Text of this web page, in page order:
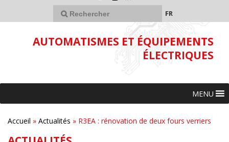
FR
AUTOMATISMES ET ÉQUIPEMENTS
ÉLECTRIQUES
MENU
Accueil » Actualités » R3EA : rénovation de deux fours verriers